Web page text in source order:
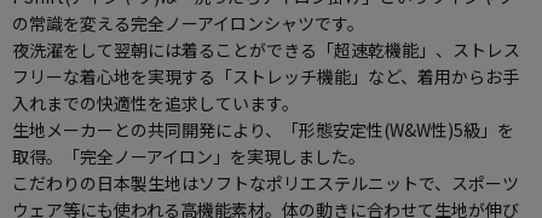
の常識を変える完全ノーアイロンシャツです。
夜洗濯をして翌朝には着ることができる「超速乾機能」、ストレス
フリーな着心地を実現する「ストレッチ機能」など、着用からお手
入れまでの快適性を追求しています。
生地メーカーとの共同開発により、「形態安定性(W&W性)5級」を
取得。「完全ノーアイロン」を実現しました。
こだわりの日本製生地はソフトなポリエステルニットで、スポーツ
ウェア等にも使われる高機能素材。体の動きに合わせて生地が伸び